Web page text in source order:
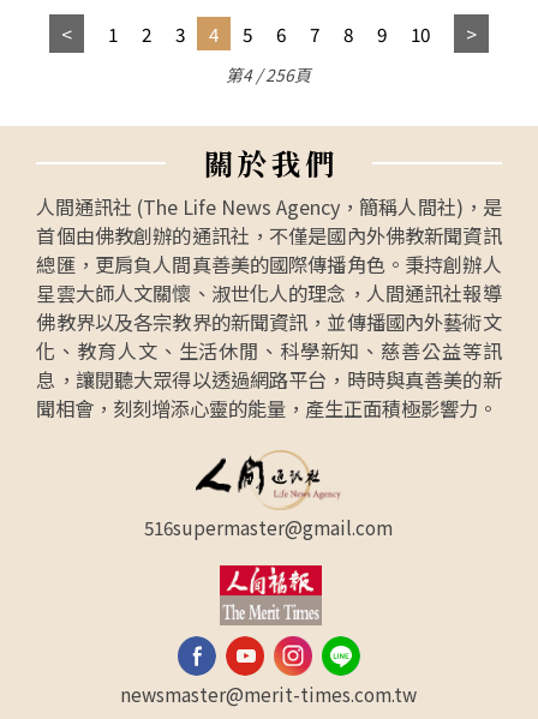
1 2 3 4 5 6 7 8 9 10
第4 / 256頁
關於我們
人間通訊社 (The Life News Agency，簡稱人間社)，是
首個由佛教創辦的通訊社，不僅是國內外佛教新聞資訊
總匯，更肩負人間真善美的國際傳播角色。秉持創辦人
星雲大師人文關懷、淑世化人的理念，人間通訊社報導
佛教界以及各宗教界的新聞資訊，並傳播國內外藝術文
化、教育人文、生活休閒、科學新知、慈善公益等訊
息，讓閱聽大眾得以透過網路平台，時時與真善美的新
聞相會，刻刻增添心靈的能量，產生正面積極影響力。
516supermaster@gmail.com
newsmaster@merit-times.com.tw